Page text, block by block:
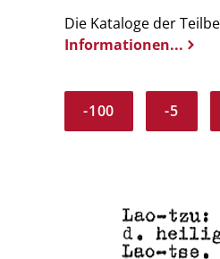
Die Kataloge der
Informationen...
-100 -5